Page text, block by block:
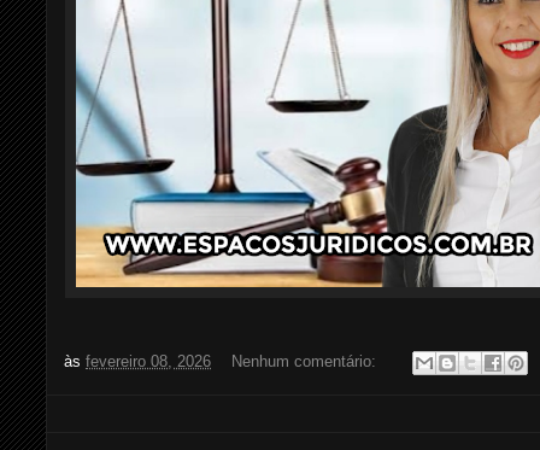
àsfevereiro 08, 2026 Nenhum comentário: